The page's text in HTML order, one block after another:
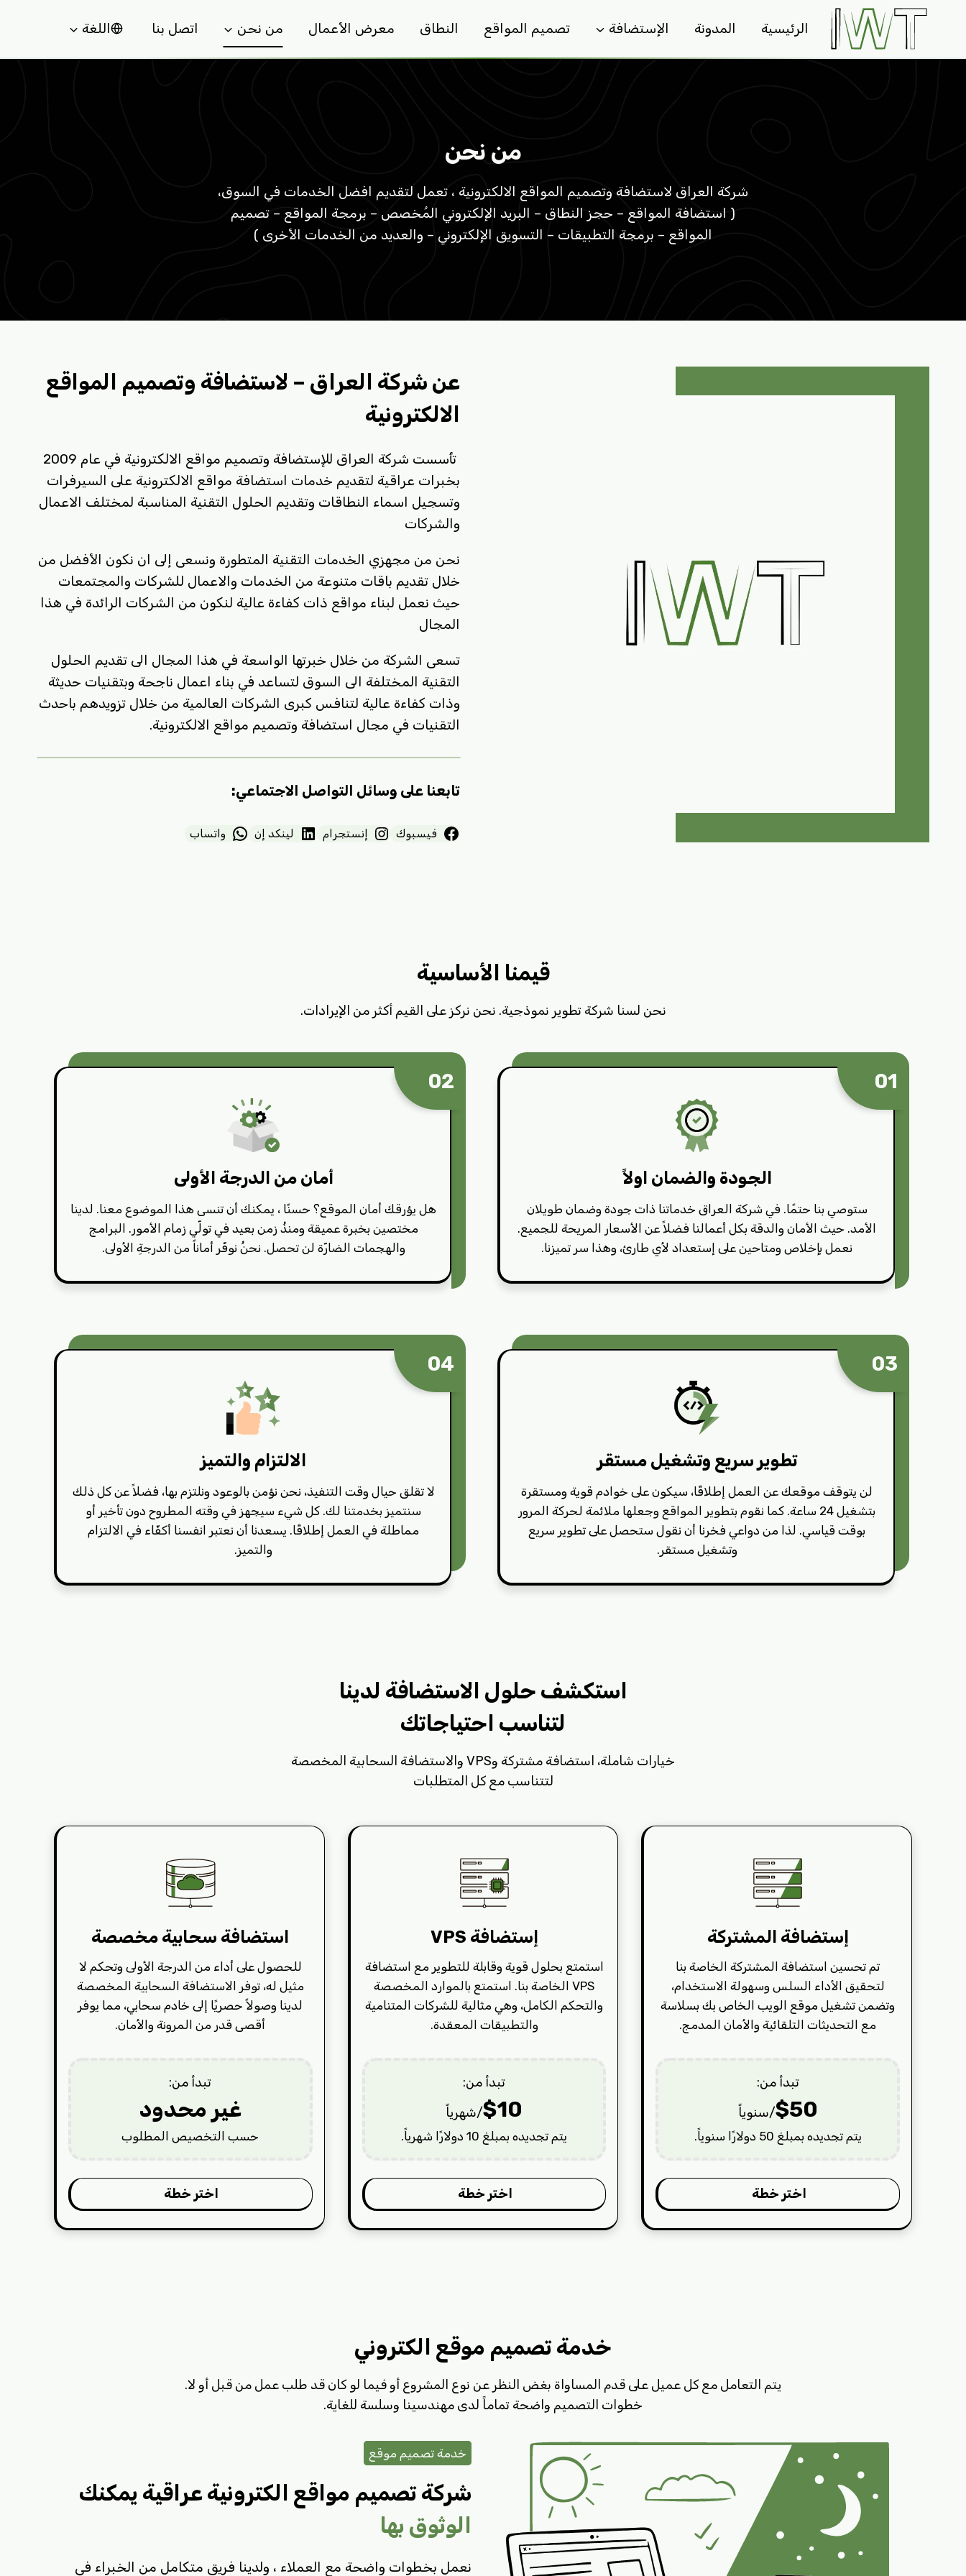
الرئيسية المدونة الإستضافة تصميم المواقع النطاق معرض الأعمال من نحن اتصل بنا اللغة
من نحن
شركة العراق لاستضافة وتصميم المواقع الالكترونية ، تعمل لتقديم افضل الخدمات في السوق،
( استضافة المواقع – حجز النطاق – البريد الإلكتروني المُخصص – برمجة المواقع – تصميم
المواقع – برمجة التطبيقات – التسويق الإلكتروني – والعديد من الخدمات الأخرى )
عن شركة العراق – لاستضافة وتصميم المواقع
الالكترونية
تأسست شركة العراق للإستضافة وتصميم مواقع الالكترونية في عام 2009
بخبرات عراقية لتقديم خدمات استضافة مواقع الالكترونية على السيرفرات
وتسجيل اسماء النطاقات وتقديم الحلول التقنية المناسبة لمختلف الاعمال
والشركات
نحن من مجهزي الخدمات التقنية المتطورة ونسعى إلى ان نكون الأفضل من
خلال تقديم باقات متنوعة من الخدمات والاعمال للشركات والمجتمعات
حيث نعمل لبناء مواقع ذات كفاءة عالية لنكون من الشركات الرائدة في هذا
المجال
تسعى الشركة من خلال خبرتها الواسعة في هذا المجال الى تقديم الحلول
التقنية المختلفة الى السوق لتساعد في بناء اعمال ناجحة وبتقنيات حديثة
وذات كفاءة عالية لتنافس كبرى الشركات العالمية من خلال تزويدهم باحدث
التقنيات في مجال استضافة وتصميم مواقع الالكترونية.
تابعنا على وسائل التواصل الاجتماعي:
فيسبوك إنستجرام لينكد إن واتساب
قيمنا الأساسية
نحن لسنا شركة تطوير نموذجية. نحن نركز على القيم أكثر من الإيرادات.
01
الجودة والضمان اولاً
ستوصي بنا حتمًا. في شركة العراق خدماتنا ذات جودة وضمان طويلان
الأمد. حيث الأمان والدقة بكل أعمالنا فضلاً عن الأسعار المريحة للجميع.
نعمل بإخلاص ومتاحين على إستعداد لأي طارئ، وهذا سر تميزنا.
02
أمان من الدرجة الأولى
هل يؤرقك أمان الموقع؟ حسنًا ، يمكنك أن تنسى هذا الموضوع معنا. لدينا
مختصين بخبرة عميقة ومنذُ زمن بعيد في تولّي زمام الأمور. البرامج
والهجمات الضارّة لن تحصل. نحنُ نوفّر أماناً من الدرجةِ الأولى.
03
تطوير سريع وتشغيل مستقر
لن يتوقف موقعك عن العمل إطلاقًا، سيكون على خوادم قوية ومستقرة
بتشغيل 24 ساعة. كما نقوم بتطوير المواقع وجعلها ملائمة لحركة المرور
بوقت قياسي. لذا من دواعي فخرنا أن نقول ستحصل على تطوير سريع
وتشغيل مستقر.
04
الالتزام والتميز
لا تقلق حيال وقت التنفيذ، نحن نؤمن بالوعود ونلتزم بها، فضلاً عن كل ذلك
سنتميز بخدمتنا لك. كل شيء سيجهز في وقته المطروح دون تأخير أو
مماطلة في العمل إطلاقًا. يسعدنا أن نعتبر انفسنا أكفّاء في الالتزام
والتميز.
استكشف حلول الاستضافة لدينا
لتناسب احتياجاتك
خيارات شاملة، استضافة مشتركة وVPS والاستضافة السحابية المخصصة
لتتناسب مع كل المتطلبات
إستضافة المشتركة
تم تحسين استضافة المشتركة الخاصة بنا
لتحقيق الأداء السلس وسهولة الاستخدام،
وتضمن تشغيل موقع الويب الخاص بك بسلاسة
مع التحديثات التلقائية والأمان المدمج.
تبدأ من:
$50 /سنوياً
يتم تجديده بمبلغ 50 دولارًا سنوياً.
اختر خطة
إستضافة VPS
استمتع بحلول قوية وقابلة للتطوير مع استضافة
VPS الخاصة بنا. استمتع بالموارد المخصصة
والتحكم الكامل، وهي مثالية للشركات المتنامية
والتطبيقات المعقدة.
تبدأ من:
$10/شهرياً
يتم تجديده بمبلغ 10 دولارًا شهرياً.
اختر خطة
استضافة سحابية مخصصة
للحصول على أداء من الدرجة الأولى وتحكم لا
مثيل له، توفر الاستضافة السحابية المخصصة
لدينا وصولاً حصريًا إلى خادم سحابي، مما يوفر
أقصى قدر من المرونة والأمان.
تبدأ من:
غير محدود
حسب التخصيص المطلوب
اختر خطة
خدمة تصميم موقع الكتروني
يتم التعامل مع كل عميل على قدم المساواة بغض النظر عن نوع المشروع أو فيما لو كان قد طلب عمل من قبل أو لا.
خطوات التصميم واضحة تماماً لدى مهندسينا وسلسة للغاية.
خدمة تصميم موقع
شركة تصميم مواقع الكترونية عراقية يمكنك
الوثوق بها
نعمل بخطوات واضحة مع العملاء ، ولدينا فريق متكامل من الخبراء في